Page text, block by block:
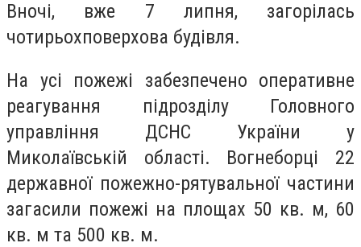
Вночі, вже 7 липня, загорілась
чотирьохповерхова будівля.
На усі пожежі забезпечено оперативне
реагування підрозділу Головного
управління ДСНС України у
Миколаївській області. Вогнеборці 22
державної пожежно-рятувальної частини
загасили пожежі на площах 50 кв. м, 60
кв. м та 500 кв. м.